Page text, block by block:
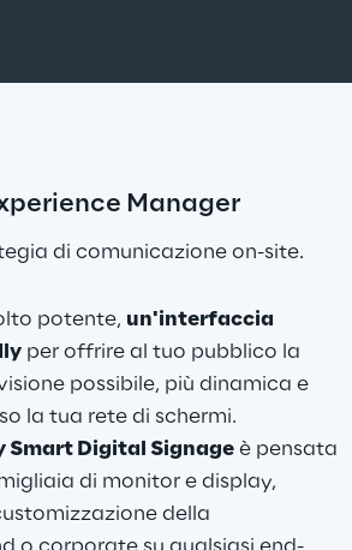
Manager
di comunicazione on-site.
potente, un'interfaccia
per offrire al tuo pubblico la
possibile, più dinamica e
la tua rete di schermi.
Smart Digital Signage è pensata
di monitor e display,
della